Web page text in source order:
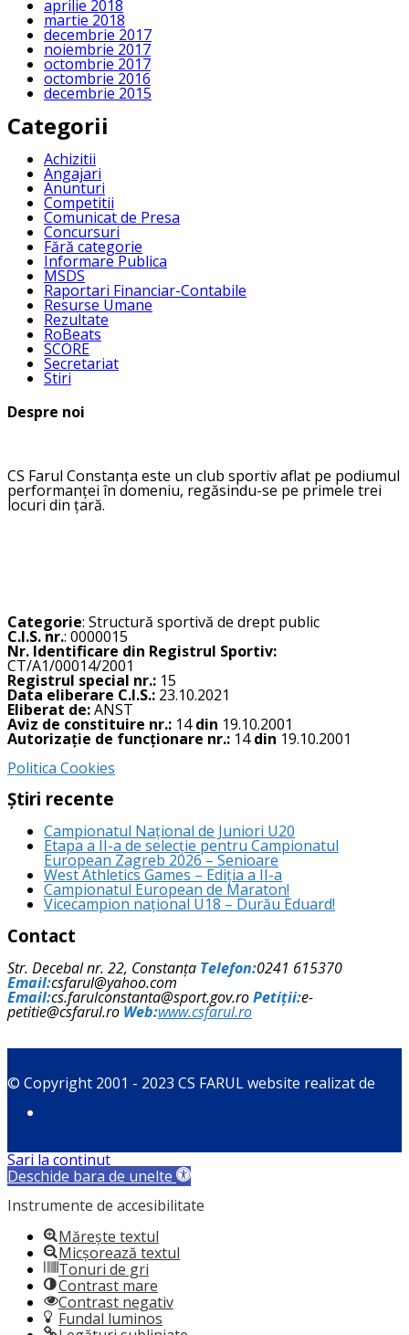
aprilie 2018
martie 2018
decembrie 2017
noiembrie 2017
octombrie 2017
octombrie 2016
decembrie 2015
Categorii
Achizitii
Angajari
Anunturi
Competitii
Comunicat de Presa
Concursuri
Fără categorie
Informare Publica
MSDS
Raportari Financiar-Contabile
Resurse Umane
Rezultate
RoBeats
SCORE
Secretariat
Stiri
Despre noi
CS Farul Constanța este un club sportiv aflat pe podiumul
performanței în domeniu, regăsindu-se pe primele trei
locuri din țară.
Categorie: Structură sportivă de drept public
C.I.S. nr.: 0000015
Nr. Identificare din Registrul Sportiv:
CT/A1/00014/2001
Registrul special nr.: 15
Data eliberare C.I.S.: 23.10.2021
Eliberat de:ANST
Aviz de constituire nr.: 14din 19.10.2001
Autorizație de funcționare nr.: 14din 19.10.2001
Politica Cookies
Știri recente
Campionatul Național de Juniori U20
Etapa a II-a de selecție pentru Campionatul
European Zagreb 2026 – Senioare
West Athletics Games – Ediția a II-a
Campionatul European de Maraton!
Vicecampion național U18 – Durău Eduard!
Contact
Str. Decebal nr. 22, Constanța Telefon:0241 615370
Email:csfarul@yahoo.com
Email:cs.farulconstanta@sport.gov.roPetiții:e-
petitie@csfarul.ro Web:www.csfarul.ro
© Copyright 2001 - 2023 CS FARUL website realizat de
Sari la conținut
Deschide bara de unelte
Instrumente de accesibilitate
Mărește textul
Micșorează textul
Tonuri de gri
Contrast mare
Contrast negativ
Fundal luminos